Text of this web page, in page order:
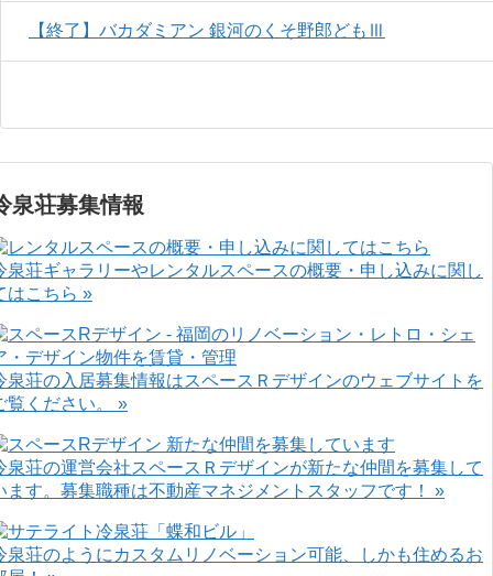
【終了】バカダミアン 銀河のくそ野郎どもⅢ
泉荘募集情報
泉荘ギャラリーやレンタルスペースの概要・申し込みに関し
はこちら »
泉荘の入居募集情報はスペースＲデザインのウェブサイトを
覧ください。 »
泉荘の運営会社スペースＲデザインが新たな仲間を募集して
ます。募集職種は不動産マネジメントスタッフです！ »
泉荘のようにカスタムリノベーション可能、しかも住めるお